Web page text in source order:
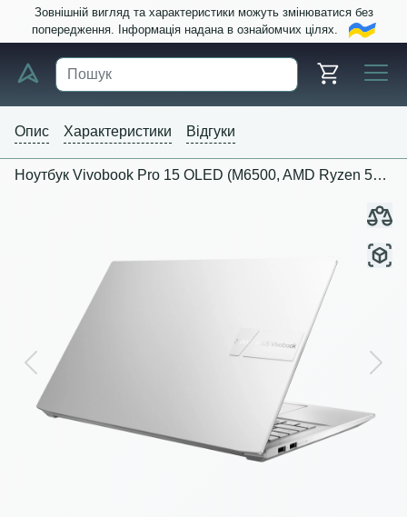
Зовнішній вигляд та характеристики можуть змінюватися без
попередження. Інформація надана в ознайомчих цілях.
Опис Характеристики Відгуки
Ноутбук Vivobook Pro 15 OLED (M6500, AMD Ryzen 5000 Series)
Previous Next